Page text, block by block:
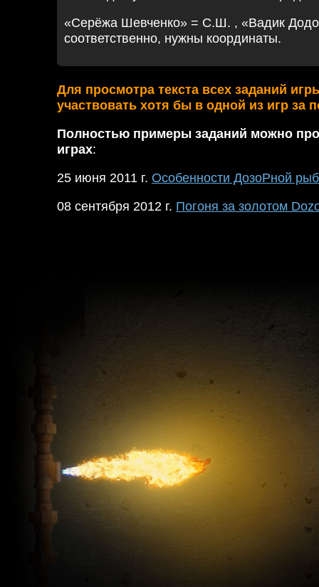
«Серёжа Шевченко» = С.Ш. , «Вадик
соответственно, нужны координаты.
Для просмотра текста всех заданий
участвовать хотя бы в одной из игр за
Полностью примеры заданий можно
играх:
25 июня 2011 г. Особенности ДозоРной
08 сентября 2012 г. Погоня за золотом